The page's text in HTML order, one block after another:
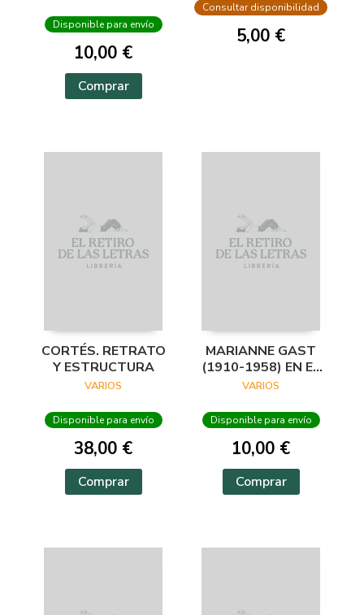
FLORENCIA
Disponible para envío
10,00 €
Comprar
Consultar disponibilidad
5,00 €
CORTÉS. RETRATO
Y ESTRUCTURA
VARIOS
Disponible para envío
38,00 €
Comprar
MARIANNE GAST
(1910-1958) EN EL
ARCHIVO
VARIOS
Disponible para envío
10,00 €
Comprar